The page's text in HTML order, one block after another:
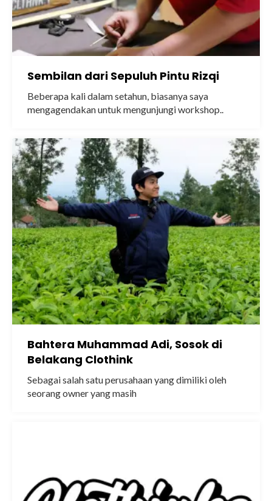
Sembilan dari Sepuluh Pintu Rizqi
Beberapa kali dalam setahun, biasanya saya
mengagendakan untuk mengunjungi workshop..
Bahtera Muhammad Adi, Sosok di
Belakang Clothink
Sebagai salah satu perusahaan yang dimiliki oleh
seorang owner yang masih